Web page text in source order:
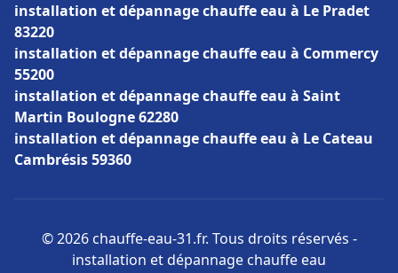
installation et dépannage chauffe eau à Le Pradet
83220
installation et dépannage chauffe eau à Commercy
55200
installation et dépannage chauffe eau à Saint
Martin Boulogne 62280
installation et dépannage chauffe eau à Le Cateau
Cambrésis 59360
© 2026 chauffe-eau-31.fr. Tous droits réservés -
installation et dépannage chauffe eau